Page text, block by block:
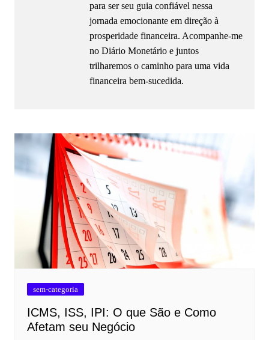
para ser seu guia confiável nessa
jornada emocionante em direção à
prosperidade financeira. Acompanhe-me
no Diário Monetário e juntos
trilharemos o caminho para uma vida
financeira bem-sucedida.
sem-categoria
ICMS, ISS, IPI: O que São e Como
Afetam seu Negócio